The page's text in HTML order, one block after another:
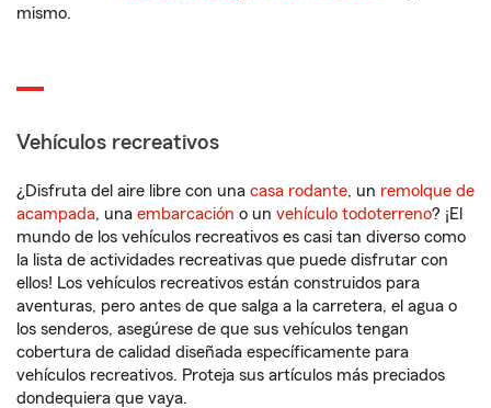
mismo.
Vehículos recreativos
¿Disfruta del aire libre con una casa rodante, un remolque de
acampada, una embarcación o un vehículo todoterreno? ¡El
mundo de los vehículos recreativos es casi tan diverso como
la lista de actividades recreativas que puede disfrutar con
ellos! Los vehículos recreativos están construidos para
aventuras, pero antes de que salga a la carretera, el agua o
los senderos, asegúrese de que sus vehículos tengan
cobertura de calidad diseñada específicamente para
vehículos recreativos. Proteja sus artículos más preciados
dondequiera que vaya.